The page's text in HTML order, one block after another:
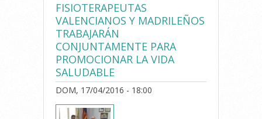
READAPTACIÓN EN EL
DEPORTE”
FISIOTERAPEUTAS
VALENCIANOS Y MADRILEÑOS
TRABAJARÁN
CONJUNTAMENTE PARA
PROMOCIONAR LA VIDA
SALUDABLE
DOM, 17/04/2016 - 18:00